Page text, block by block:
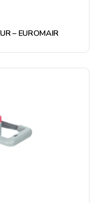
– EUROMAIR